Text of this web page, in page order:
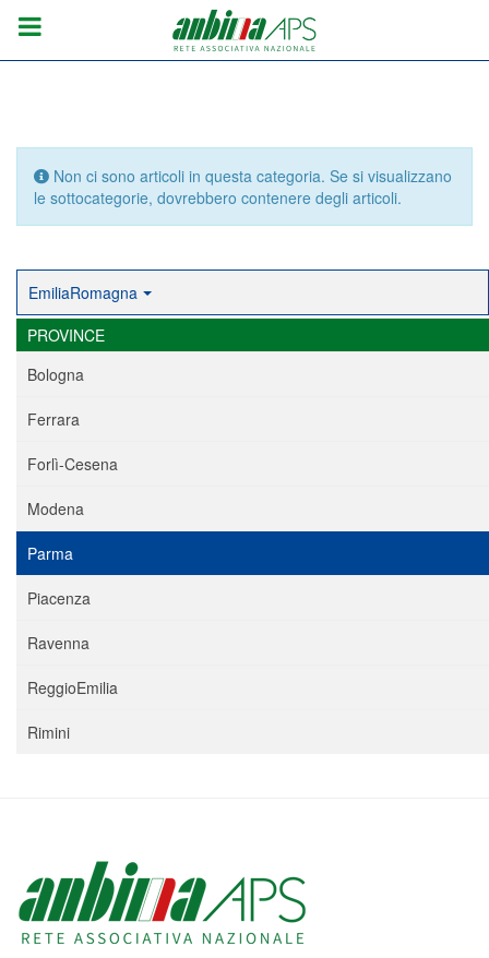
Info
Non ci sono articoli in questa categoria. Se si visualizzano
le sottocategorie, dovrebbero contenere degli articoli.
EmiliaRomagna
PROVINCE
Bologna
Ferrara
Forlì-Cesena
Modena
Parma
Piacenza
Ravenna
ReggioEmilia
Rimini